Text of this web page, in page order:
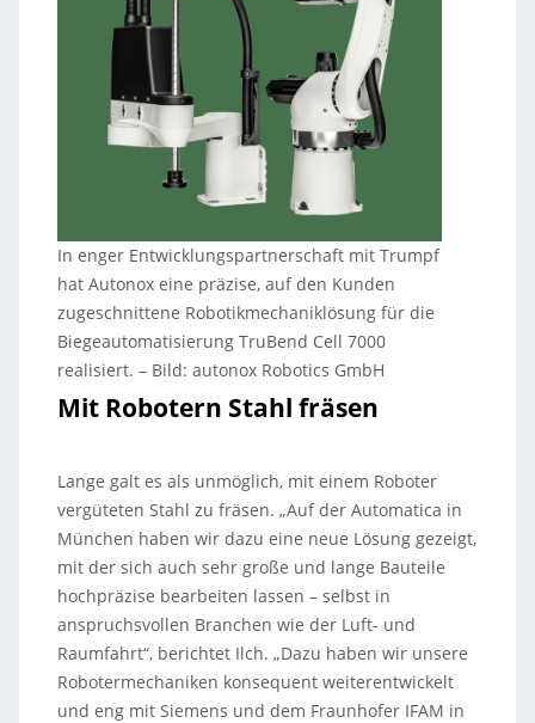
In enger Entwicklungspartnerschaft mit Trumpf
hat Autonox eine präzise, auf den Kunden
zugeschnittene Robotikmechaniklösung für die
Biegeautomatisierung TruBend Cell 7000
realisiert. – Bild: autonox Robotics GmbH
Mit Robotern Stahl fräsen
Lange galt es als unmöglich, mit einem Roboter
vergüteten Stahl zu fräsen. „Auf der Automatica in
München haben wir dazu eine neue Lösung gezeigt,
mit der sich auch sehr große und lange Bauteile
hochpräzise bearbeiten lassen – selbst in
anspruchsvollen Branchen wie der Luft- und
Raumfahrt“, berichtet Ilch. „Dazu haben wir unsere
Robotermechaniken konsequent weiterentwickelt
und eng mit Siemens und dem Fraunhofer IFAM in